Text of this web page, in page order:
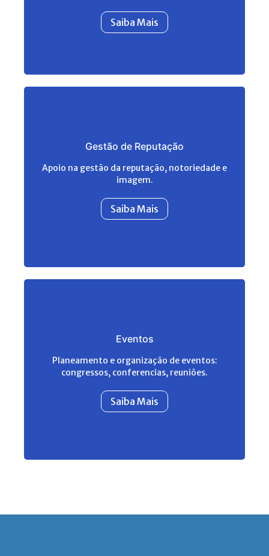
Saiba Mais
Gestão de Reputação
Apoio na gestão da reputação, notoriedade e
imagem.
Saiba Mais
Eventos
Planeamento e organização de eventos:
congressos, conferencias, reuniões.
Saiba Mais